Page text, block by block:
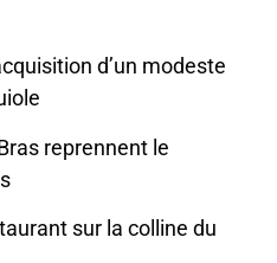
d’un modeste
reprennent le
sur la colline du